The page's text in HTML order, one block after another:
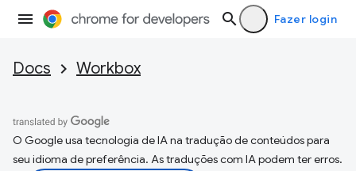
Fazer login
Docs Workbox
O Google usa tecnologia de IA na tradução de conteúdos para
seu idioma de preferência. As traduções com IA podem ter erros.